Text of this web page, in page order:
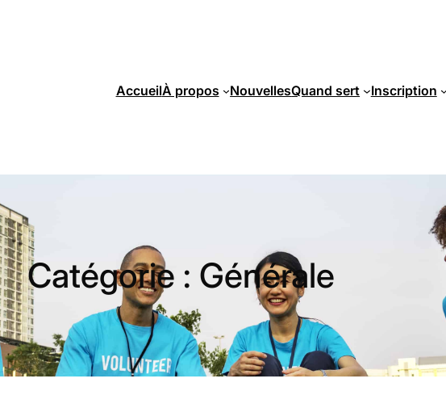
AccueilÀ propos NouvellesQuand sert Inscription
Catégorie : Générale